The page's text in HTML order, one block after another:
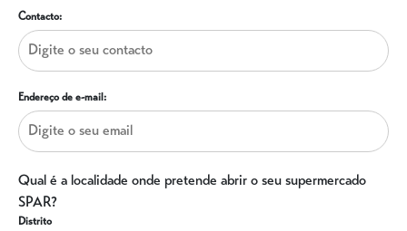
Contacto:
Endereço de e-mail:
Qual é a localidade onde pretende abrir o seu supermercado
SPAR?
Distrito